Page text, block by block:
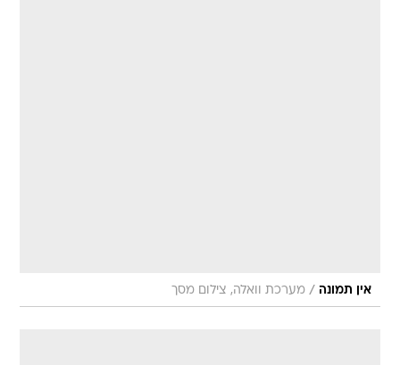
אין תמונה / מערכת וואלה, צילום מסך